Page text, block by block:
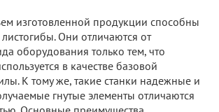
изготовленной продукции способны
Они отличаются от
оборудования только тем, что
в качестве базовой
К тому же, такие станки надежные и
гнутые элементы отличаются